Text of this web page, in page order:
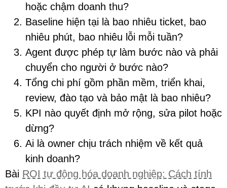
hoặc chậm doanh thu?
Baseline hiện tại là bao nhiêu ticket, bao
nhiêu phút, bao nhiêu lỗi mỗi tuần?
Agent được phép tự làm bước nào và phải
chuyển cho người ở bước nào?
Tổng chi phí gồm phần mềm, triển khai,
review, đào tạo và bảo mật là bao nhiêu?
KPI nào quyết định mở rộng, sửa pilot hoặc
dừng?
Ai là owner chịu trách nhiệm về kết quả
kinh doanh?
Bài ROI tự động hóa doanh nghiệp: Cách tính